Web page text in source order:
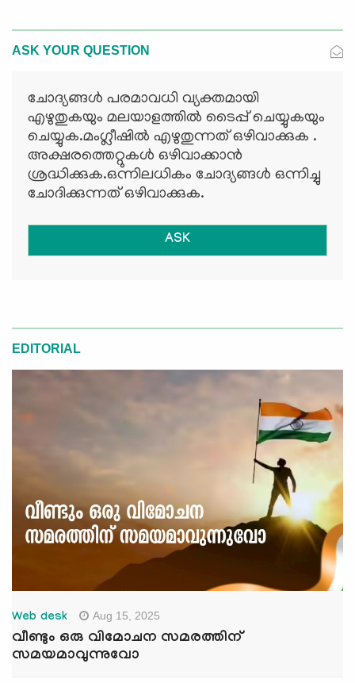
ASK YOUR QUESTION
ചോദ്യങ്ങള്‍ പരമാവധി വ്യക്തമായി
എഴുതുകയും മലയാളത്തില്‍ ടൈപ്പ് ചെയ്യുകയും
ചെയ്യുക.മംഗ്ലീഷില്‍ എഴുതുന്നത് ഒഴിവാക്കുക .
അക്ഷരത്തെറ്റുകള്‍ ഒഴിവാക്കാന്‍
ശ്രദ്ധിക്കുക.ഒന്നിലധികം ചോദ്യങ്ങള്‍ ഒന്നിച്ചു
ചോദിക്കുന്നത് ഒഴിവാക്കുക.
ASK
EDITORIAL
Web desk Aug 15, 2025
വീണ്ടും ഒരു വിമോചന സമരത്തിന്
സമയമാവുന്നുവോ